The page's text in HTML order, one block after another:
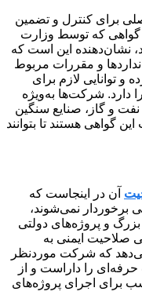
برای کنترل و تضمین
گواهی که توسط وزارت
نشان‌دهنده این است که
و مقررات مربوط
و توانایی لازم برای
دارد. شرکت‌ها به‌ویژه
نفت و گاز، صنایع سنگین
گواهی هستند تا بتوانند
آن در اینجاست که
برخوردار نمی‌شوند،
و پروژه‌های دولتی
صلاحیت ایمنی به
که شرکت موردنظر
حرفه‌ای را داراست و از
برای اجرای پروژه‌های